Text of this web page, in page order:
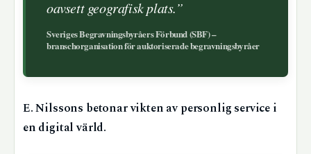
oavsett geografisk plats.”
Sveriges Begravningsbyråers Förbund (SBF) –
branschorganisation för auktoriserade begravningsbyråer
E. Nilssons betonar vikten av personlig service i
en digital värld.